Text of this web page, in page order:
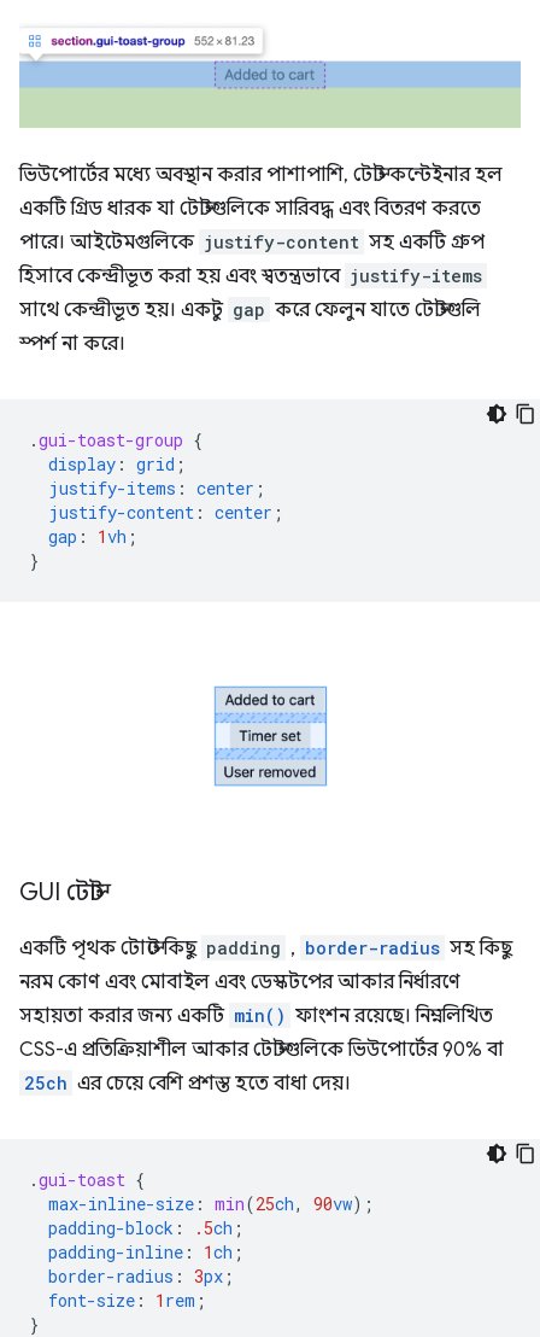
ভিউপোর্টের মধ্যে অবস্থান করার পাশাপাশি, টোস্ট কন্টেইনার হল
একটি গ্রিড ধারক যা টোস্টগুলিকে সারিবদ্ধ এবং বিতরণ করতে
পারে। আইটেমগুলিকে justify-content সহ একটি গ্রুপ
হিসাবে কেন্দ্রীভূত করা হয় এবং স্বতন্ত্রভাবে justify-items
সাথে কেন্দ্রীভূত হয়। একটু gap করে ফেলুন যাতে টোস্টগুলি
স্পর্শ না করে।
.gui-toast-group {
display : grid ;
justify-items : center ;
justify-content : center ;
gap : 1vh ;
}
GUI টোস্ট
একটি পৃথক টোস্টে কিছু padding , border-radius সহ কিছু
নরম কোণ এবং মোবাইল এবং ডেস্কটপের আকার নির্ধারণে
সহায়তা করার জন্য একটি min() ফাংশন রয়েছে। নিম্নলিখিত
CSS-এ প্রতিক্রিয়াশীল আকার টোস্টগুলিকে ভিউপোর্টের 90% বা
25ch এর চেয়ে বেশি প্রশস্ত হতে বাধা দেয়।
.gui-toast {
max-inline-size : min(25ch, 90vw);
padding-block : .5ch ;
padding-inline : 1ch ;
border-radius : 3px ;
font-size : 1 rem ;
}